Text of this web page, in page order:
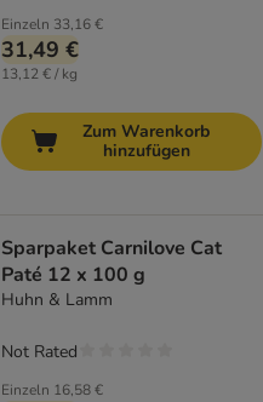
Einzeln 33,16 €
31,49 €
13,12 € / kg
Zum Warenkorb
hinzufügen
Sparpaket Carnilove Cat
Paté 12 x 100 g
Huhn & Lamm
Einzeln 16,58 €
Not Rated